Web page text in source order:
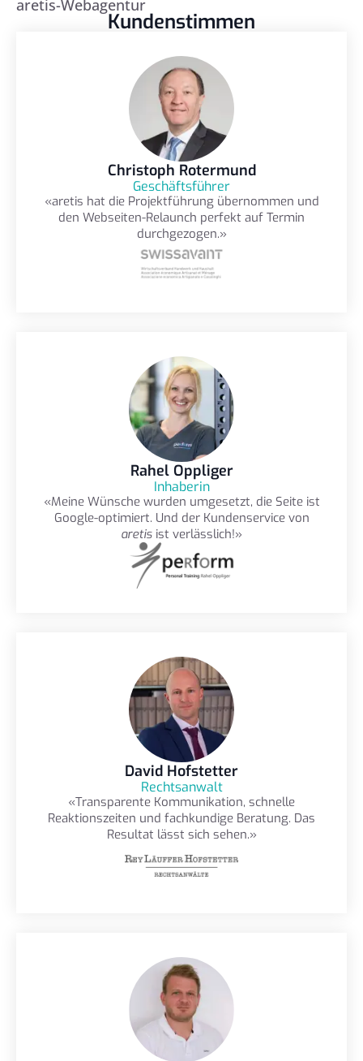
aretis-Webagentur
Kundenstimmen
Christoph Rotermund
Geschäftsführer
«aretis hat die Projektführung übernommen und
den Webseiten-Relaunch perfekt auf Termin
durchgezogen.»
Rahel Oppliger
Inhaberin
«Meine Wünsche wurden umgesetzt, die Seite ist
Google-optimiert. Und der Kundenservice von
aretis ist verlässlich!»
David Hofstetter
Rechtsanwalt
«Transparente Kommunikation, schnelle
Reaktionszeiten und fachkundige Beratung. Das
Resultat lässt sich sehen.»